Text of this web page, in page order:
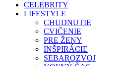
CELEBRITY
LIFESTYLE
CHUDNUTIE
CVIČENIE
PRE ŽENY
INŠPIRÁCIE
SEBAROZVOJ